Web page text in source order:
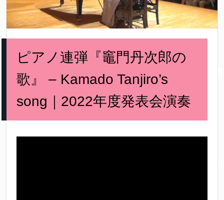
ピアノ連弾『竈門丹次郎の
歌』 – Kamado Tanjiro’s
song｜2022年度発表会演奏